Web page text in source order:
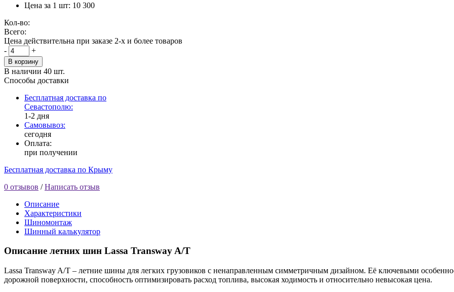
Цена за 1 шт: 10 300
Кол-во:
Всего:
Цена действительна при заказе 2-х и более товаров
-
+
В корзину
В наличии 40 шт.
Способы доставки
Бесплатная доставка по
Севастополю:
1-2 дня
Самовывоз:
сегодня
Оплата:
при получении
Бесплатная доставка по Крыму
0 отзывов /Написать отзыв
Описание
Характеристики
Шиномонтаж
Шинный калькулятор
Описание летних шин Lassa Transway A/T
Lassa Transway A/T – летние шины для легких грузовиков с ненаправленным симметричным дизайном. Её ключевыми
дорожной поверхности, способность оптимизировать расход топлива, высокая ходимость и относительно невысокая цена.